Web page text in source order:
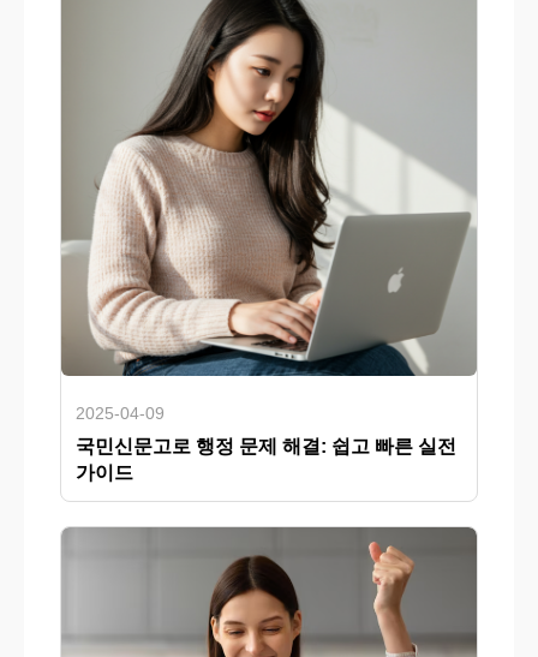
2025-04-09
국민신문고로 행정 문제 해결: 쉽고 빠른 실전
가이드